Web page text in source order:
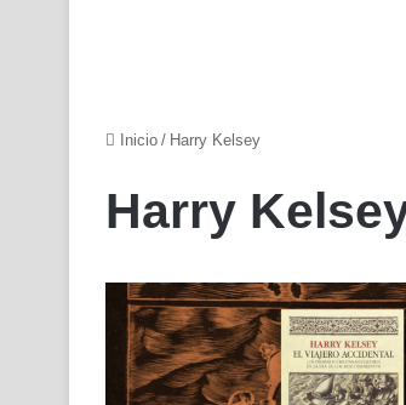
Inicio / Harry Kelsey
Harry